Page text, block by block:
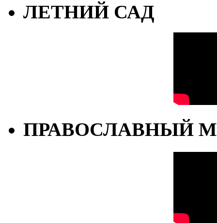
ЛЕТНИЙ САД
ПРАВОСЛАВНЫЙ